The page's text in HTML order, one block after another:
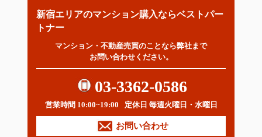
新宿エリアのマンション購入ならベストパー
トナー
マンション・不動産売買のことなら弊社まで
お問い合わせください。
03-3362-0586
営業時間 10:00~19:00 定休日 毎週火曜日・水曜日
お問い合わせ